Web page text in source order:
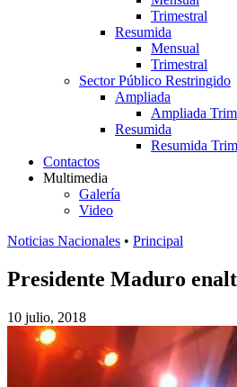
Trimestral
Resumida
Mensual
Trimestral
Sector Público Restringido
Ampliada
Ampliada
Resumida
Resumida
Contactos
Multimedia
Galería
Video
Noticias Nacionales • Principal
Presidente Maduro
10 julio, 2018